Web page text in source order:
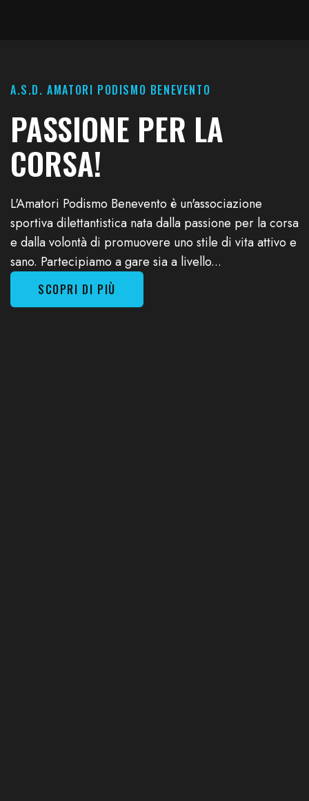
A.S.D. AMATORI PODISMO BENEVENTO
PASSIONE PER LA
CORSA!
L'Amatori Podismo Benevento è un'associazione
sportiva dilettantistica nata dalla passione per la corsa
e dalla volontà di promuovere uno stile di vita attivo e
sano. Partecipiamo a gare sia a livello...
SCOPRI DI PIÙ